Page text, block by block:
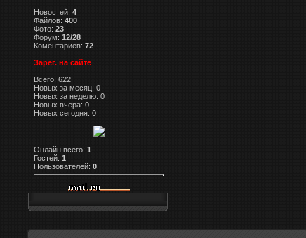
Новостей: 4
Файлов: 400
Фото: 23
Форум: 12/28
Коментариев: 72
Зарег. на сайте
Всего: 622
Новых за месяц: 0
Новых за неделю: 0
Новых вчера: 0
Новых сегодня: 0
Онлайн всего: 1
Гостей: 1
Пользователей: 0